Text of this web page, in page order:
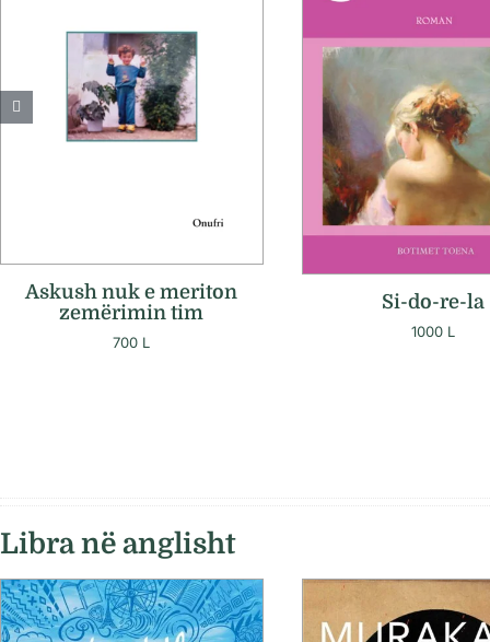
Askush nuk e meriton
zemërimin tim
700 L
Si-do-re-la
1000 L
Libra në anglisht